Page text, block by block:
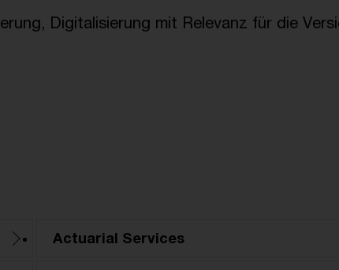
Digitalisierung mit Relevanz für die
Actuarial Services